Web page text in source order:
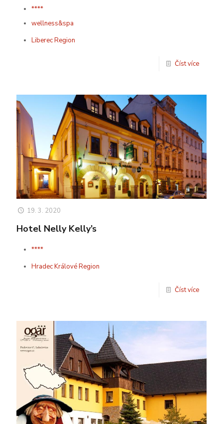
****
wellness&spa
Liberec Region
Číst více
19. 3. 2020
Hotel Nelly Kelly’s
****
Hradec Králové Region
Číst více